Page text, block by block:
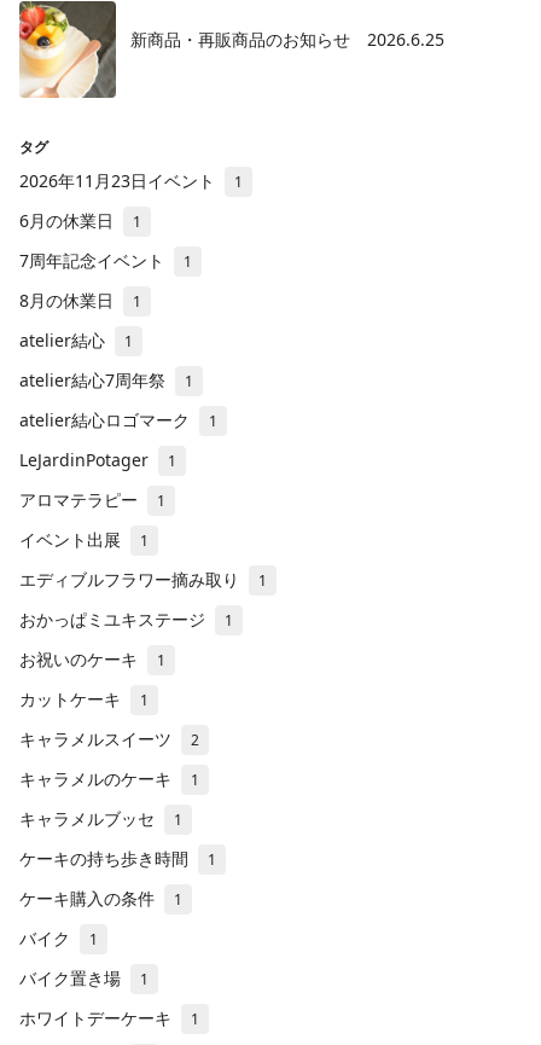
新商品・再販商品のお知らせ 2026.6.25
タグ
2026年11月23日イベント 1
6月の休業日 1
7周年記念イベント 1
8月の休業日 1
atelier結心 1
atelier結心7周年祭 1
atelier結心ロゴマーク 1
LeJardinPotager 1
アロマテラピー 1
イベント出展 1
エディブルフラワー摘み取り 1
おかっぱミユキステージ 1
お祝いのケーキ 1
カットケーキ 1
キャラメルスイーツ 2
キャラメルのケーキ 1
キャラメルブッセ 1
ケーキの持ち歩き時間 1
ケーキ購入の条件 1
バイク 1
バイク置き場 1
ホワイトデーケーキ 1